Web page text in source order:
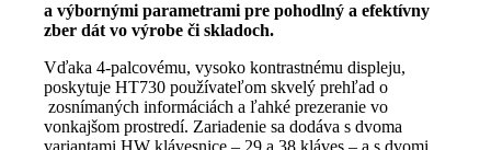
a výbornými parametrami pre pohodlný a efektívny
zber dát vo výrobe či skladoch.
Vďaka 4-palcovému, vysoko kontrastnému displeju,
poskytuje HT730 používateľom skvelý prehľad o
zosnímaných informáciách a ľahké prezeranie vo
vonkajšom prostredí. Zariadenie sa dodáva s dvoma
variantami HW klávesnice – 29 a 38 kláves – a s dvomi